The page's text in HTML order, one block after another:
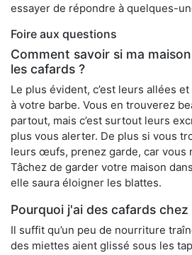
essayer de répondre à quelques-
Foire aux questions
Comment savoir si ma
les cafards ?
Le plus évident, c’est leurs allées
à votre barbe. Vous en trouverez
partout, mais c’est surtout leurs
plus vous alerter. De plus si vous
leurs œufs, prenez garde, car vous
Tâchez de garder votre maison
elle saura éloigner les blattes.
Pourquoi j'ai des cafards chez
Il suffit qu’un peu de nourriture
des miettes aient glissé sous les